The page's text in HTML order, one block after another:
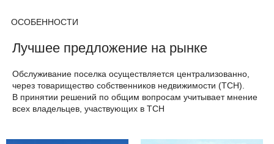
ОСОБЕННОСТИ
Лучшее предложение на рынке
Обслуживание поселка осуществляется централизованно,
через товарищество собственников недвижимости (ТСН).
В принятии решений по общим вопросам учитывает мнение
всех владельцев, участвующих в ТСН